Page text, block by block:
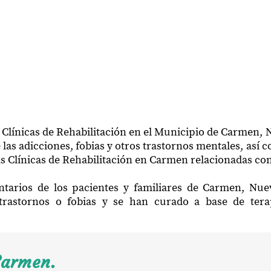
de Rehabilitación en el Municipio de Carmen,
adicciones, fobias y otros trastornos mentales, así
Clínicas de Rehabilitación en Carmen relacionadas
de los pacientes y familiares de Carmen,
o fobias y se han curado a base de